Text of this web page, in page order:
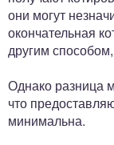
они могут
окончательная
другим
Однако разница
что
минимальна.